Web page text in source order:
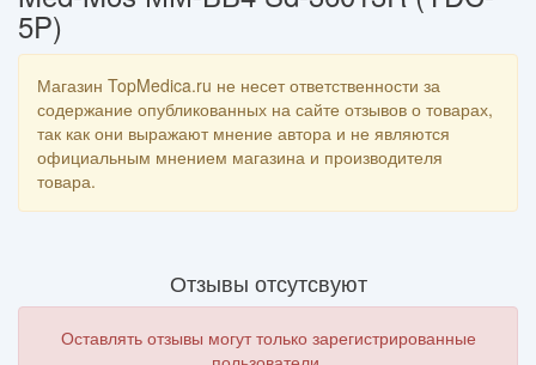
5P)
Магазин TopMedica.ru не несет ответственности за
содержание опубликованных на сайте отзывов о товарах,
так как они выражают мнение автора и не являются
официальным мнением магазина и производителя
товара.
Отзывы отсутсвуют
Оставлять отзывы могут только зарегистрированные